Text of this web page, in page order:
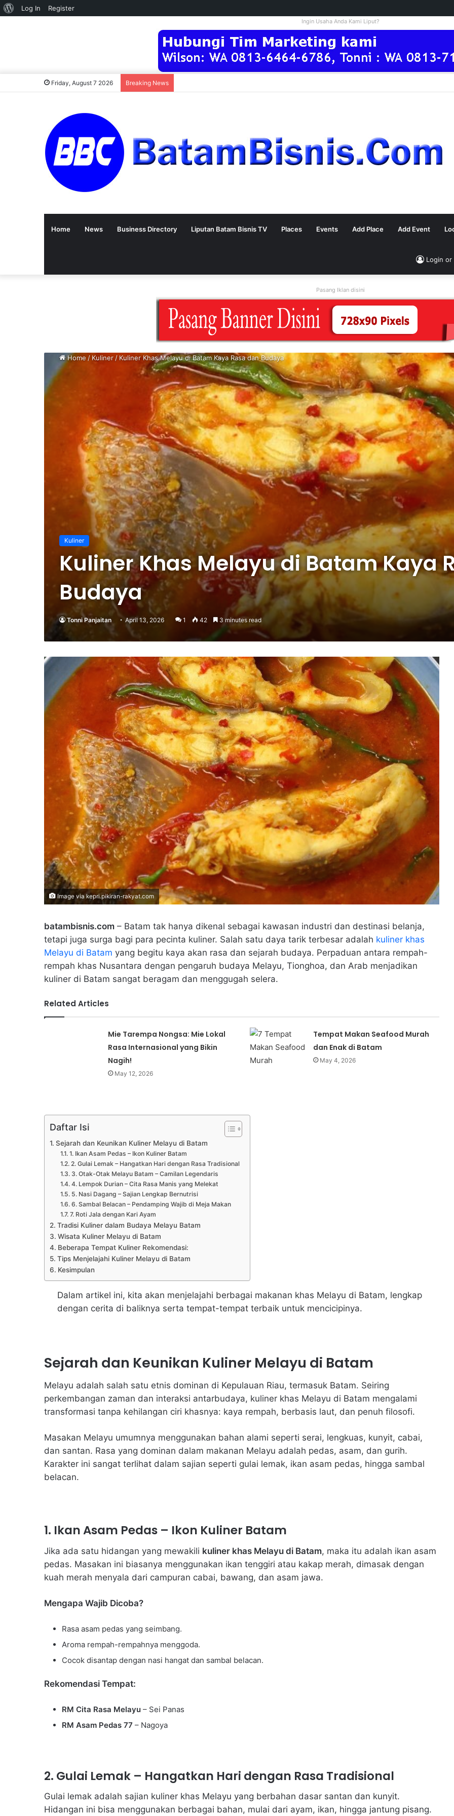
About
Log In Register
Ingin Usaha Anda Kami Liput?
Friday, August 7 2026 Breaking News
Home News Business Directory Liputan Batam Bisnis TV Places Events Add Place Add Event
Login or
Pasang Iklan disini
Home / Kuliner /Kuliner Khas Melayu di Batam Kaya Rasa dan Budaya
Kuliner
Kuliner Khas Melayu di Batam Kaya
Budaya
Tonni Panjaitan April 13, 2026 1 42 3 minutes read
Image via kepri.pikiran-rakyat.com
batambisnis.com – Batam tak hanya dikenal sebagai kawasan industri dan destinasi belanja,
tetapi juga surga bagi para pecinta kuliner. Salah satu daya tarik terbesar adalah kuliner khas
Melayu di Batam yang begitu kaya akan rasa dan sejarah budaya. Perpaduan antara rempah-
rempah khas Nusantara dengan pengaruh budaya Melayu, Tionghoa, dan Arab menjadikan
kuliner di Batam sangat beragam dan menggugah selera.
Related Articles
Mie Tarempa Nongsa: Mie Lokal
Rasa Internasional yang Bikin
Nagih!
May 12, 2026
Tempat Makan Seafood Murah
dan Enak di Batam
May 4, 2026
Daftar Isi
Sejarah dan Keunikan Kuliner Melayu di Batam
1. Ikan Asam Pedas – Ikon Kuliner Batam
2. Gulai Lemak – Hangatkan Hari dengan Rasa Tradisional
3. Otak-Otak Melayu Batam – Camilan Legendaris
4. Lempok Durian – Cita Rasa Manis yang Melekat
5. Nasi Dagang – Sajian Lengkap Bernutrisi
6. Sambal Belacan – Pendamping Wajib di Meja Makan
7. Roti Jala dengan Kari Ayam
Tradisi Kuliner dalam Budaya Melayu Batam
Wisata Kuliner Melayu di Batam
Beberapa Tempat Kuliner Rekomendasi:
Tips Menjelajahi Kuliner Melayu di Batam
Kesimpulan
Dalam artikel ini, kita akan menjelajahi berbagai makanan khas Melayu di Batam, lengkap
dengan cerita di baliknya serta tempat-tempat terbaik untuk mencicipinya.
Sejarah dan Keunikan Kuliner Melayu di Batam
Melayu adalah salah satu etnis dominan di Kepulauan Riau, termasuk Batam. Seiring
perkembangan zaman dan interaksi antarbudaya, kuliner khas Melayu di Batam mengalami
transformasi tanpa kehilangan ciri khasnya: kaya rempah, berbasis laut, dan penuh filosofi.
Masakan Melayu umumnya menggunakan bahan alami seperti serai, lengkuas, kunyit, cabai,
dan santan. Rasa yang dominan dalam makanan Melayu adalah pedas, asam, dan gurih.
Karakter ini sangat terlihat dalam sajian seperti gulai lemak, ikan asam pedas, hingga sambal
belacan.
1. Ikan Asam Pedas – Ikon Kuliner Batam
Jika ada satu hidangan yang mewakili kuliner khas Melayu di Batam, maka itu adalah ikan asam
pedas. Masakan ini biasanya menggunakan ikan tenggiri atau kakap merah, dimasak dengan
kuah merah menyala dari campuran cabai, bawang, dan asam jawa.
Mengapa Wajib Dicoba?
Rasa asam pedas yang seimbang.
Aroma rempah-rempahnya menggoda.
Cocok disantap dengan nasi hangat dan sambal belacan.
Rekomendasi Tempat:
RM Cita Rasa Melayu – Sei Panas
RM Asam Pedas 77 – Nagoya
2. Gulai Lemak – Hangatkan Hari dengan Rasa Tradisional
Gulai lemak adalah sajian kuliner khas Melayu yang berbahan dasar santan dan kunyit.
Hidangan ini bisa menggunakan berbagai bahan, mulai dari ayam, ikan, hingga jantung pisang.